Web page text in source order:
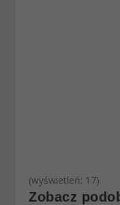
(wyświetleń: 17)
Zobacz